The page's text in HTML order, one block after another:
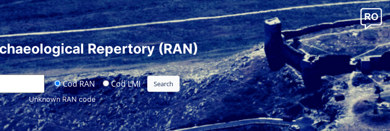
Repertory (RAN)
Cod RAN Cod LMI
Unknown RAN code